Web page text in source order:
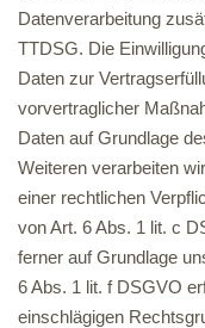
Datenverarbeitung
TTDSG. Die
Daten zur
vorvertraglicher
Daten auf Grundlage
Weiteren verarbeiten
einer rechtlichen
von Art. 6 Abs. 1 lit. c
ferner auf Grundlage
6 Abs. 1 lit. f DSGVO
einschlägigen